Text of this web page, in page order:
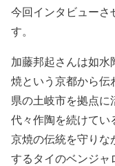
今回インタビューさ
す。
加藤邦起さんは如
焼という京都から伝
県の土岐市を拠点に
代々作陶を続けてい
京焼の伝統を守りな
するタイのベンジャ